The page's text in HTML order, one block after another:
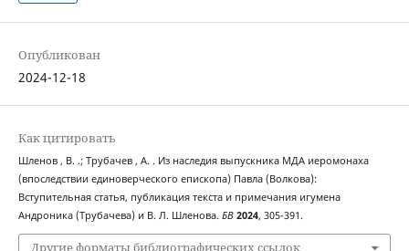
Опубликован
2024-12-18
Как цитировать
Шленов , В. .; Трубачев , А. . Из наследия выпускника МДА иеромонаха
(впоследствии единоверческого епископа) Павла (Волкова):
Вступительная статья, публикация текста и примечания игумена
Андроника (Трубачева) и В. Л. Шленова. БВ 2024, 305-391.
Другие форматы библиографических ссылок